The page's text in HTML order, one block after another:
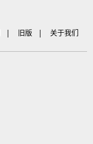
| 旧版 | 关于我们